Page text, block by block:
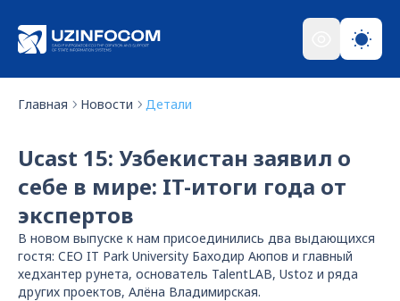
Главная Новости Детали
Ucast 15: Узбекистан заявил о
себе в мире: IT-итоги года от
экспертов
В новом выпуске к нам присоединились два выдающихся
гостя: CEO IT Park University Баходир Аюпов и главный
хедхантер рунета, основатель TalentLAB, Ustoz и ряда
других проектов, Алёна Владимирская.